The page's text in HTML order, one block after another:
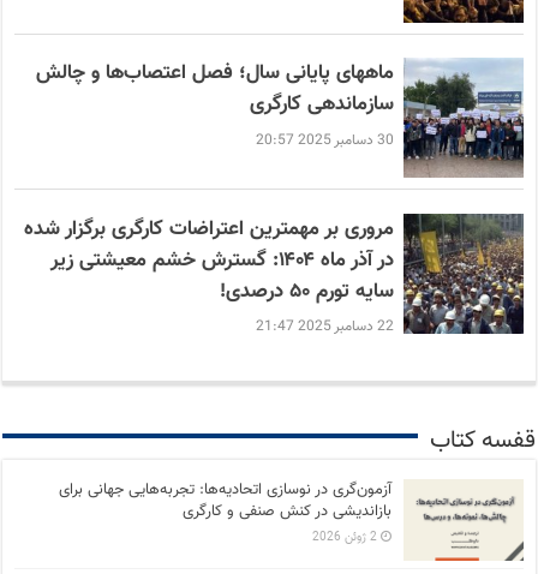
ماههای پایانی سال؛ فصل اعتصاب‌ها و چالش
سازماندهی کارگری
30 دسامبر 2025 20:57
مروری بر مهمترین اعتراضات کارگری برگزار شده
در آذر ماه ۱۴۰۴: گسترش خشم معیشتی زیر
سایه تورم ۵۰ درصدی!
22 دسامبر 2025 21:47
قفسه کتاب
آزمون‌گری در نوسازی اتحادیه‌ها: تجربه‌هایی جهانی برای
بازاندیشی در کنش صنفی و کارگری
2 ژوئن 2026